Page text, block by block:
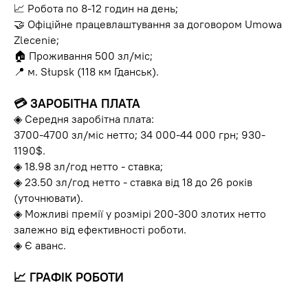
📈 Робота по 8-12 годин на день;
🤝 Офіційне працевлаштування за договором Umowa
Zlecenie;
🏠 Проживання 500 зл/міс;
📍 м. Słupsk (118 км Гданськ).
💳ЗАРОБІТНА ПЛАТА
◈ Середня заробітна плата:
3700-4700 зл/міс нетто; 34 000-44 000 грн; 930-
1190$.
◈ 18.98 зл/год нетто - ставка;
◈ 23.50 зл/год нетто - ставка від 18 до 26 років
(уточнювати).
◈ Можливі премії у розмірі 200-300 злотих нетто
залежно від ефективності роботи.
◈ Є аванс.
📈 ГРАФІК РОБОТИ